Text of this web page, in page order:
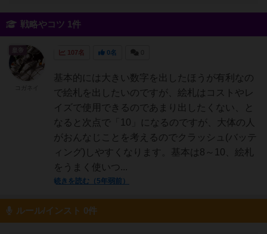
戦略やコツ 1件
107名 0名
基本的には大きい数字を出したほうが有利なの
で絵札を出したいのですが、絵札はコストやレ
イズで使用できるのであまり出したくない、と
なると次点で「10」になるのですが、大体の人
がおんなじことを考えるのでクラッシュ(バッテ
ィング)しやすくなります。基本は8～10、絵札
をうまく使いつ...
続きを読む（5年弱前）
ルール/インスト 0件